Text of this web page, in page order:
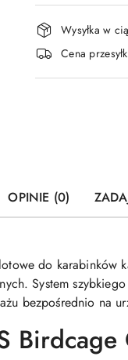
i
dostawa
Wysyłka w
Cena
OPINIE (0)
do karabinków
System
bezpośrednio na
Birdcage